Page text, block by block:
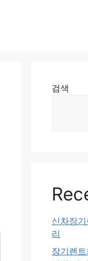
검색
신차장
리
장기렌